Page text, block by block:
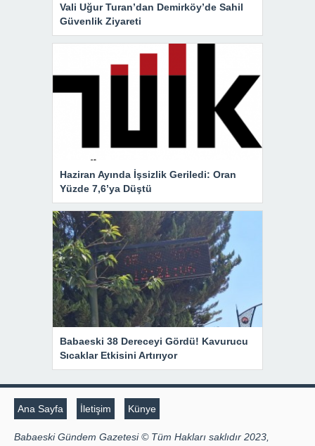
Vali Uğur Turan’dan Demirköy’de Sahil
Güvenlik Ziyareti
Haziran Ayında İşsizlik Geriledi: Oran
Yüzde 7,6’ya Düştü
Babaeski 38 Dereceyi Gördü! Kavurucu
Sıcaklar Etkisini Artırıyor
Ana Sayfa İletişim Künye
Babaeski Gündem Gazetesi © Tüm Hakları saklıdır 2023,